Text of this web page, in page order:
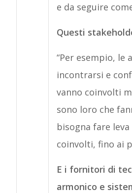
e da seguire
Questi
“Per esempio,
incontrarsi e
vanno coinvolti
sono loro che
bisogna fare
coinvolti, fino ai
E i fornitori di
armonico e